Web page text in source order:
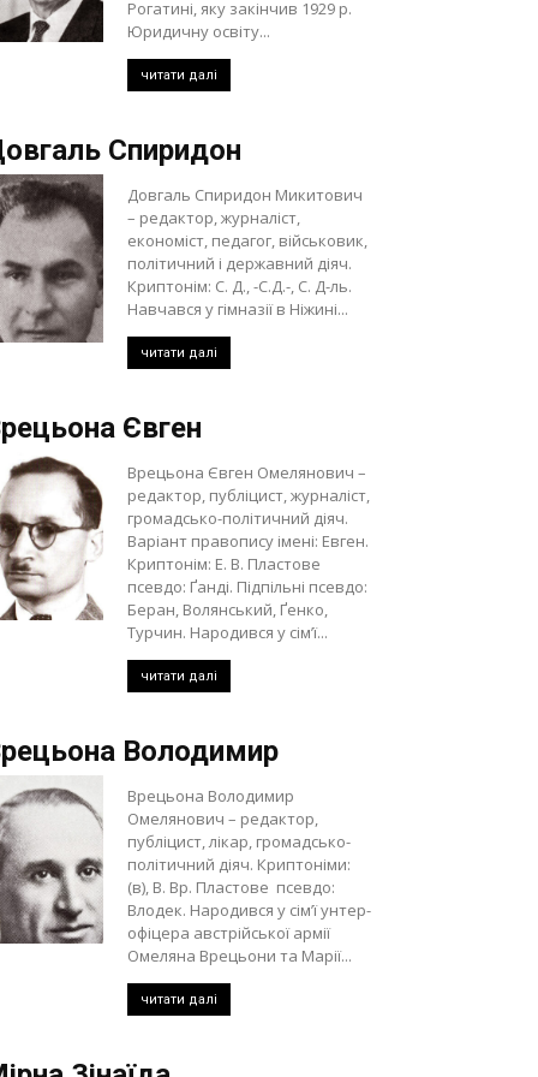
Рогатині, яку закінчив 1929 р.
Юридичну освіту...
читати далі
Спиридон
Довгаль Спиридон Микитович
– редактор, журналіст,
економіст, педагог, військовик,
політичний і державний діяч.
Криптонім: С. Д., -С.Д.-, С. Д-ль.
Навчався у гімназії в Ніжині...
читати далі
Євген
Врецьона Євген Омелянович –
редактор, публіцист, журналіст,
громадсько-політичний діяч.
Варіант правопису імені: Евген.
Криптонім: Е. В. Пластове
псевдо: Ґанді. Підпільні псевдо:
Беран, Волянський, Ґенко,
Турчин. Народився у сім’ї...
читати далі
Володимир
Врецьона Володимир
Омелянович – редактор,
публіцист, лікар, громадсько-
політичний діяч. Криптоніми:
(в), В. Вр. Пластове псевдо:
Влодек. Народився у сім’ї унтер-
офіцера австрійської армії
Омеляна Врецьони та Марії...
читати далі